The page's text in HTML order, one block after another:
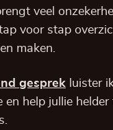
veel
voor stap
maken.
gesprek luister
en help jullie